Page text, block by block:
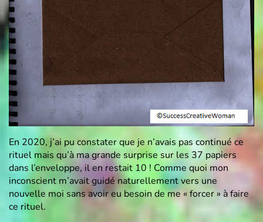
En 2020, j’ai pu constater que je n’avais pas continué ce
rituel mais qu’à ma grande surprise sur les 37 papiers
dans l’enveloppe, il en restait 10 ! Comme quoi mon
inconscient m’avait guidé naturellement vers une
nouvelle moi sans avoir eu besoin de me « forcer » à faire
ce rituel.